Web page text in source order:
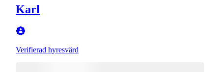
Karl
Verifierad hyresvärd